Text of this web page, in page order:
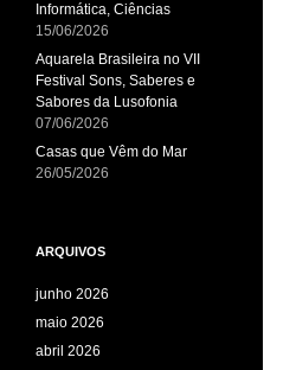
Informática, Ciências
15/06/2026
Aquarela Brasileira no VII
Festival Sons, Saberes e
Sabores da Lusofonia
07/06/2026
Casas que Vêm do Mar
26/05/2026
ARQUIVOS
junho 2026
maio 2026
abril 2026